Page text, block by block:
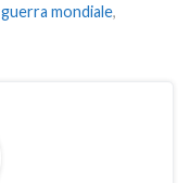
guerra mondiale,